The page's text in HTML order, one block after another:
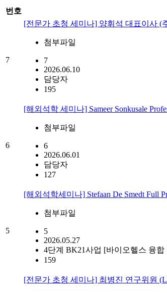
번호
7
[전문가 초청 세미나] 양휘석 대표이사 (
첨부파일
7
2026.06.10
담당자
195
6
[해외석학 세미나] Sameer Sonkusale
첨부파일
6
2026.06.01
담당자
127
5
[해외석학세미나] Stefaan De Smedt Full
첨부파일
5
2026.05.27
4단계 BK21사업 [바이오헬스 융
159
[전문가 초청 세미나] 최병진 연구위원